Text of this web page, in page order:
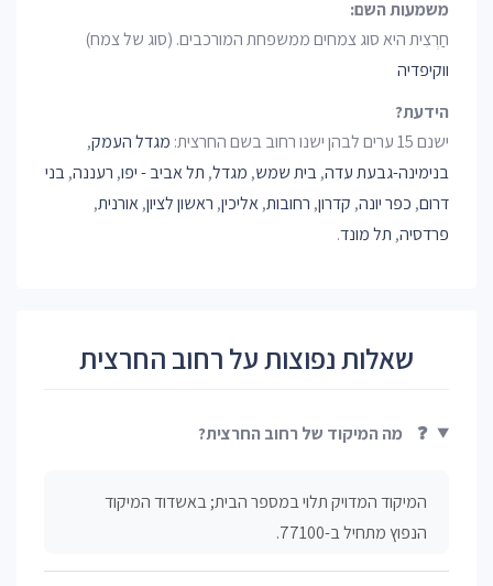
משמעות השם:
חַרְצִית היא סוג צמחים ממשפחת המורכבים. (סוג של צמח)
ווקיפדיה
הידעת?
ישנם 15 ערים לבהן ישנו רחוב בשם החרצית:
מגדל העמק,
בנימינה-גבעת עדה,בית שמש, מגדל, תל אביב - יפו, רעננה,בני
דרום, כפר יונה, קדרון, רחובות,אליכין, ראשון לציון,אורנית,
פרדסיה, תל מונד.
שאלות נפוצות על רחוב החרצית
❓ מה המיקוד של רחוב החרצית?
המיקוד המדויק תלוי במספר הבית; באשדוד המיקוד
הנפוץ מתחיל ב-77100.